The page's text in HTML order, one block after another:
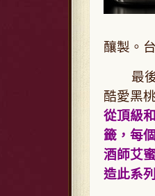
釀製。
最後
酷愛黑
從頂級
籤，每
酒師艾
造此系